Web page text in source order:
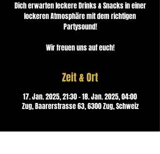
Dich erwarten leckere Drinks & Snacks in einer
lockeren Atmosphäre mit dem richtigen
Partysound!
Wir freuen uns auf euch!
Zeit & Ort
17. Jan. 2025, 21:30 – 18. Jan. 2025, 04:00
Zug, Baarerstrasse 63, 6300 Zug, Schweiz